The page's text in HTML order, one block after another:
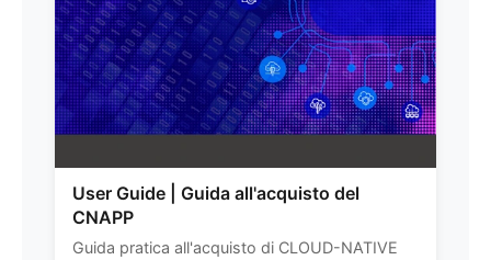
User Guide | Guida all'acquisto del
CNAPP
Guida pratica all'acquisto di CLOUD-NATIVE